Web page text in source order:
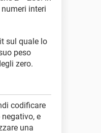
interi
sul quale lo
peso
zero.
codificare
e
una